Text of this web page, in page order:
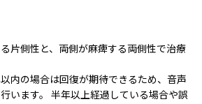
片側性と、両側が麻痺する両側性で治療
内の場合は回復が期待できるため、音声
います。 半年以上経過している場合や誤